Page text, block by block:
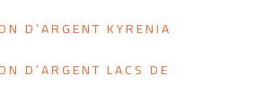
D’ARGENT KYRENIA
D’ARGENT LACS DE